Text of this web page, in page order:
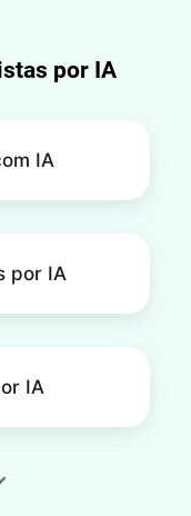
por IA
IA
por IA
IA